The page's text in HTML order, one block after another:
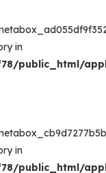
in
public_html/
in
public_html/